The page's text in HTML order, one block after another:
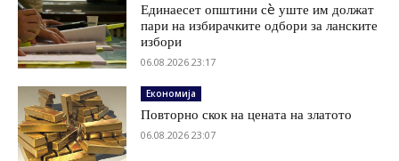
Единаесет општини сè уште им должат
пари на избирачките одбори за ланските
избори
06.08.2026 23:17
Економија
Повторно скок на цената на златото
06.08.2026 23:07